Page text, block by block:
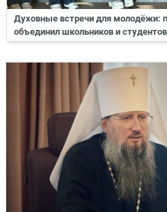
Духовные встречи для молодёжи:
объединил школьников и